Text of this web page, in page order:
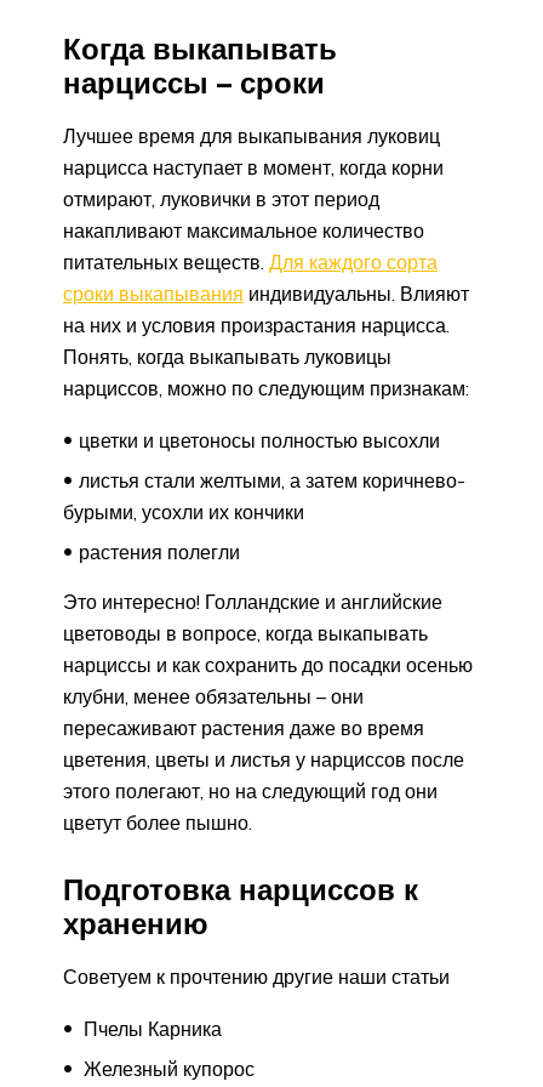
Когда выкапывать
нарциссы – сроки
Лучшее время для выкапывания луковиц
нарцисса наступает в момент, когда корни
отмирают, луковички в этот период
накапливают максимальное количество
питательных веществ. Для каждого сорта
сроки выкапывания индивидуальны. Влияют
на них и условия произрастания нарцисса.
Понять, когда выкапывать луковицы
нарциссов, можно по следующим признакам:
цветки и цветоносы полностью высохли
листья стали желтыми, а затем коричнево-
бурыми, усохли их кончики
растения полегли
Это интересно! Голландские и английские
цветоводы в вопросе, когда выкапывать
нарциссы и как сохранить до посадки осенью
клубни, менее обязательны – они
пересаживают растения даже во время
цветения, цветы и листья у нарциссов после
этого полегают, но на следующий год они
цветут более пышно.
Подготовка нарциссов к
хранению
Советуем к прочтению другие наши статьи
Пчелы Карника
Железный купорос